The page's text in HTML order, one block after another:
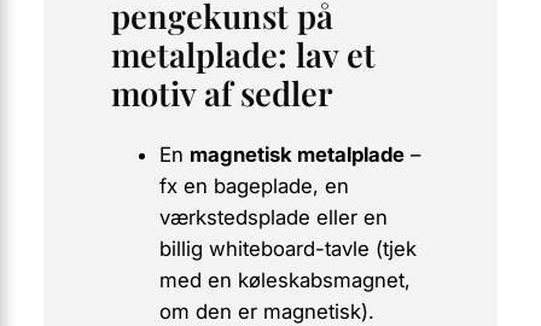
pengekunst på
metalplade: lav et
motiv af sedler
En magnetisk metalplade–
fx en bageplade, en
værkstedsplade eller en
billig whiteboard-tavle (tjek
med en køleskabsmagnet,
om den er magnetisk).